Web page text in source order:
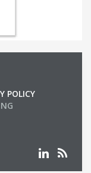
POLICY